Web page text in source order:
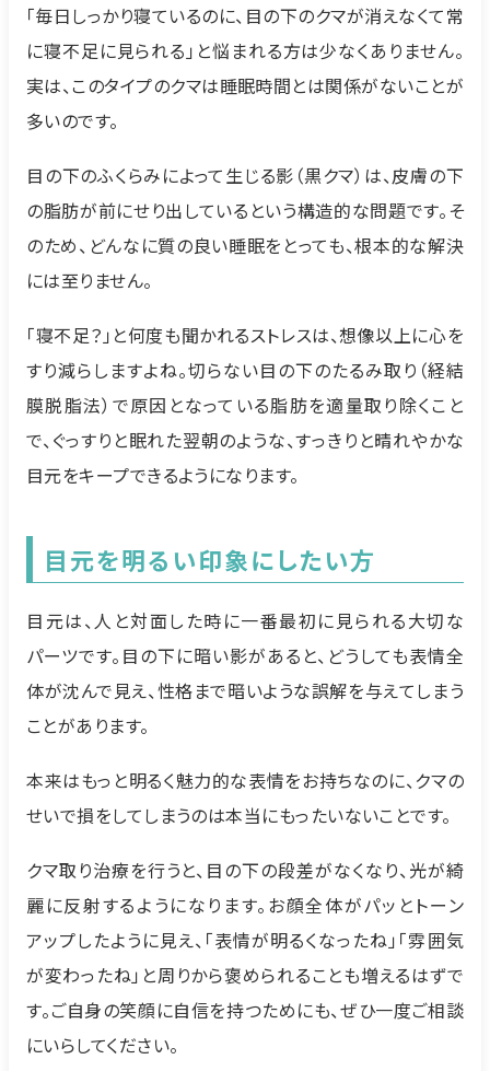
「毎日しっかり寝ているのに、目の下のクマが消えなくて常
に寝不足に見られる」と悩まれる方は少なくありません。
実は、このタイプのクマは睡眠時間とは関係がないことが
多いのです。
目の下のふくらみによって生じる影（黒クマ）は、皮膚の下
の脂肪が前にせり出しているという構造的な問題です。そ
のため、どんなに質の良い睡眠をとっても、根本的な解決
には至りません。
「寝不足？」と何度も聞かれるストレスは、想像以上に心を
すり減らしますよね。切らない目の下のたるみ取り（経結
膜脱脂法）で原因となっている脂肪を適量取り除くこと
で、ぐっすりと眠れた翌朝のような、すっきりと晴れやかな
目元をキープできるようになります。
目元を明るい印象にしたい方
目元は、人と対面した時に一番最初に見られる大切な
パーツです。目の下に暗い影があると、どうしても表情全
体が沈んで見え、性格まで暗いような誤解を与えてしまう
ことがあります。
本来はもっと明るく魅力的な表情をお持ちなのに、クマの
せいで損をしてしまうのは本当にもったいないことです。
クマ取り治療を行うと、目の下の段差がなくなり、光が綺
麗に反射するようになります。お顔全体がパッとトーン
アップしたように見え、「表情が明るくなったね」「雰囲気
が変わったね」と周りから褒められることも増えるはずで
す。ご自身の笑顔に自信を持つためにも、ぜひ一度ご相談
にいらしてください。